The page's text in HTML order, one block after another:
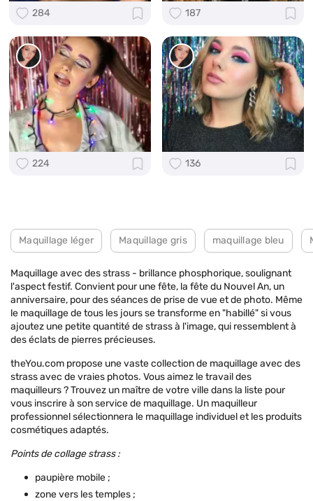
284 187
224 136
Maquillage léger Maquillage gris maquillage bleu
Maquillage avec des strass - brillance phosphorique, soulignant
l'aspect festif. Convient pour une fête, la fête du Nouvel An, un
anniversaire, pour des séances de prise de vue et de photo. Même
le maquillage de tous les jours se transforme en "habillé" si vous
ajoutez une petite quantité de strass à l'image, qui ressemblent à
des éclats de pierres précieuses.
theYou.com propose une vaste collection de maquillage avec des
strass avec de vraies photos. Vous aimez le travail des
maquilleurs ? Trouvez un maître de votre ville dans la liste pour
vous inscrire à son service de maquillage. Un maquilleur
professionnel sélectionnera le maquillage individuel et les produits
cosmétiques adaptés.
Points de collage strass :
paupière mobile ;
zone vers les temples ;